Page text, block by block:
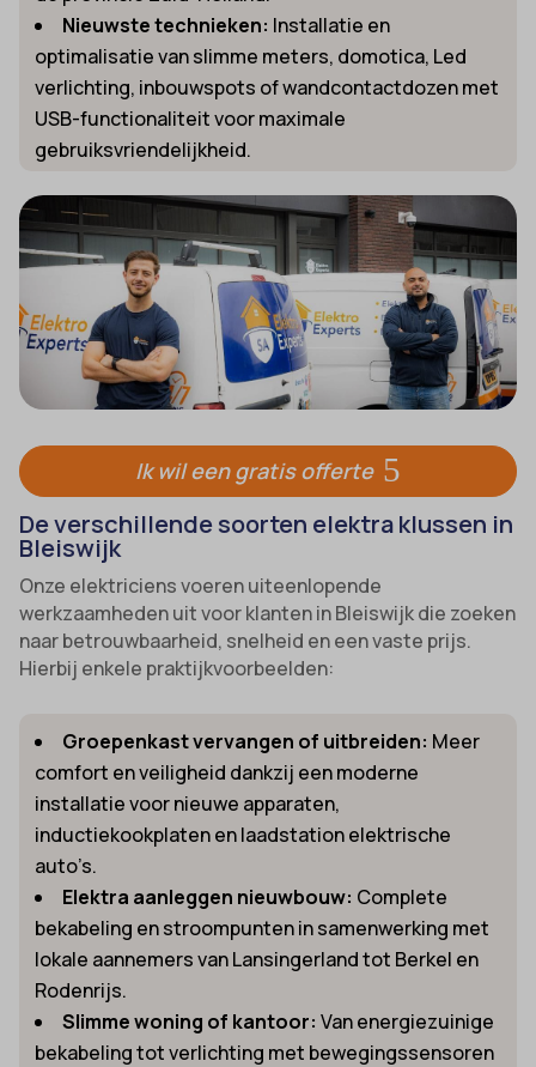
Nieuwste technieken: Installatie en
optimalisatie van slimme meters, domotica, Led
verlichting, inbouwspots of wandcontactdozen met
USB-functionaliteit voor maximale
gebruiksvriendelijkheid.
Ik wil een gratis offerte
De verschillende soorten elektra klussen in
Bleiswijk
Onze elektriciens voeren uiteenlopende
werkzaamheden uit voor klanten in Bleiswijk die zoeken
naar betrouwbaarheid, snelheid en een vaste prijs.
Hierbij enkele praktijkvoorbeelden:
Groepenkast vervangen of uitbreiden: Meer
comfort en veiligheid dankzij een moderne
installatie voor nieuwe apparaten,
inductiekookplaten en laadstation elektrische
auto’s.
Elektra aanleggen nieuwbouw: Complete
bekabeling en stroompunten in samenwerking met
lokale aannemers van Lansingerland tot Berkel en
Rodenrijs.
Slimme woning of kantoor: Van energiezuinige
bekabeling tot verlichting met bewegingssensoren